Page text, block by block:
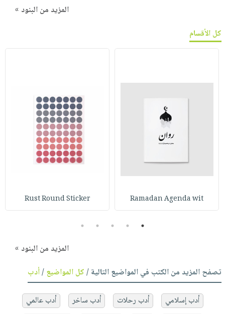
المزيد من البنود »
كل الأقسام
Ramadan Agenda wit
Rust Round Sticker
1
2
3
4
5
المزيد من البنود »
تصفح المزيد من الكتب في المواضيع التالية /كل المواضيع/أدب
أدب إسلامي أدب رحلات أدب ساخر
أدب عالمي